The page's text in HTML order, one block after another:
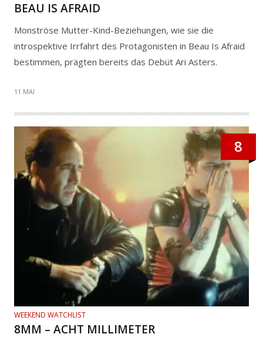
BEAU IS AFRAID
Monströse Mutter-Kind-Beziehungen, wie sie die
introspektive Irrfahrt des Protagonisten in Beau Is Afraid
bestimmen, prägten bereits das Debüt Ari Asters.
11 MAI
8
WEEKEND WATCHLIST
8MM – ACHT MILLIMETER